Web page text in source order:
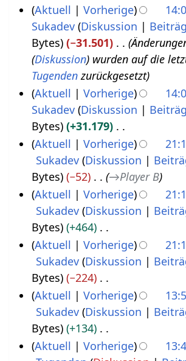
u
n
g
a
s
s
u
n
g
e
n
f
a
s
s
u
n
g
s
z
u
s
a
m
m
e
n
a
s
u
n
g
u
n
g
s
u
s
a
m
m
e
n
a
s
u
n
g
0
b
e
i
t
u
n
g
s
u
a
m
m
e
n
a
s
u
n
e
a
r
b
e
i
t
u
n
g
s
u
a
m
m
e
n
a
s
n
e
B
e
a
r
b
e
i
t
u
n
g
s
u
a
m
m
e
n
m
1
K
e
i
n
e
B
e
a
r
b
e
i
t
u
n
g
s
u
a
m
k
b
2
5
Aktuell Vorherige
Sukadev Diskussion
Bytes
−31.501
(Diskussion) wurden auf die
Tugendenzurückgesetzt
Aktuell
Vorherige
Sukadev Diskussion
Bytes
+31.179
K
i
n
B
e
a
r
b
e
i
t
u
0
Aktuell Vorherige
Sukadev Diskussion
Bytes
−52 →Player B
Aktuell
Vorherige
Sukadev Diskussion
Bytes
+464
K
i
n
B
e
a
Aktuell Vorherige
Sukadev Diskussion
Bytes
−224
K
i
n
Aktuell Vorherige
Sukadev Diskussion
Bytes
+134
KAktuell Vorherige